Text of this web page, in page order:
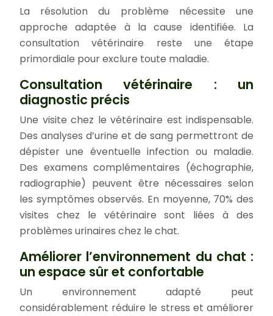
La résolution du problème nécessite une
approche adaptée à la cause identifiée. La
consultation vétérinaire reste une étape
primordiale pour exclure toute maladie.
Consultation vétérinaire : un
diagnostic précis
Une visite chez le vétérinaire est indispensable.
Des analyses d’urine et de sang permettront de
dépister une éventuelle infection ou maladie.
Des examens complémentaires (échographie,
radiographie) peuvent être nécessaires selon
les symptômes observés. En moyenne, 70% des
visites chez le vétérinaire sont liées à des
problèmes urinaires chez le chat.
Améliorer l’environnement du chat :
un espace sûr et confortable
Un environnement adapté peut
considérablement réduire le stress et améliorer